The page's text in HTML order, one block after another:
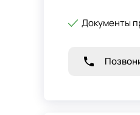
Документы